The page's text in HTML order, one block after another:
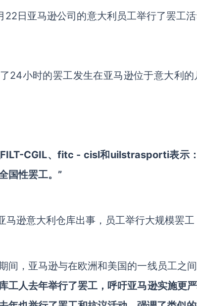
22日亚马逊公司的意大利员工举行了罢工
24小时的罢工发生在亚马逊位于意大利
CGIL、fitc - cisl和uilstrasporti表示
国性罢工。”
间，亚马逊与在欧洲和美国的一线员工之间
工人去年举行了罢工，呼吁亚马逊实施更